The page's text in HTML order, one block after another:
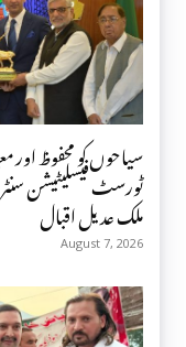
سیاحوں کو محفوظ
ٹورسٹ فیسلیٹیشن
ملک عدیل اقبال
August 7, 2026